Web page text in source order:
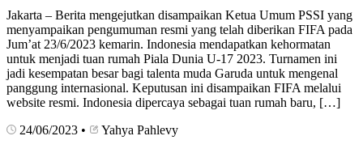
Jakarta – Berita mengejutkan disampaikan Ketua Umum PSSI yang
menyampaikan pengumuman resmi yang telah diberikan FIFA pada
Jum’at 23/6/2023 kemarin. Indonesia mendapatkan kehormatan
untuk menjadi tuan rumah Piala Dunia U-17 2023. Turnamen ini
jadi kesempatan besar bagi talenta muda Garuda untuk mengenal
panggung internasional. Keputusan ini disampaikan FIFA melalui
website resmi. Indonesia dipercaya sebagai tuan rumah baru, […]
24/06/2023 • Yahya Pahlevy